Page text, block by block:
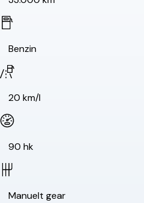
Benzin
20 km/l
90 hk
Manuelt gear